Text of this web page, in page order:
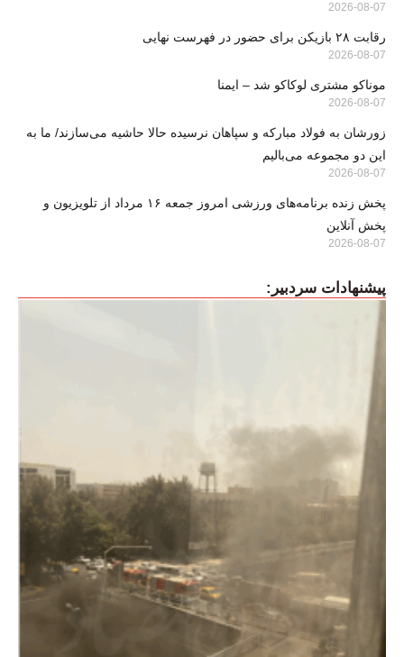
2026-08-07
رقابت ۲۸ بازیکن برای حضور در فهرست نهایی
2026-08-07
موناکو مشتری لوکاکو شد – ایمنا
2026-08-07
زورشان به فولاد مبارکه و سپاهان نرسیده حالا حاشیه می‌سازند/ ما به
این دو مجموعه می‌بالیم
2026-08-07
پخش زنده برنامه‌های ورزشی امروز جمعه ۱۶ مرداد از تلویزیون و
پخش آنلاین
2026-08-07
پیشنهادات سردبیر: